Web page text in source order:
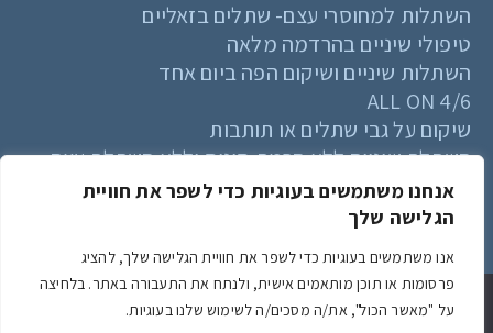
אנחנו משתמשים בעוגיות כדי לשפר את חוויית
הגלישה שלך
אנו משתמשים בעוגיות כדי לשפר את חוויית הגלישה שלך, להציג
פרסומות או תוכן מותאמים אישית, ולנתח את התעבורה באתר. בלחיצה
על "מאשר הכול", את/ה מסכים/ה לשימוש שלנו בעוגיות.
השתלות למחוסרי עצם- שתלים בזאליים
טיפולי שיניים בהרדמה מלאה
השתלות שיניים ושיקום הפה ביום אחד
ALL ON 4/6
שיקום על גבי שתלים או תותבות
השתלת שיניים ללא הרמת סינוס וללא השתלת עצם
© 2024 All rights reserved
Powered & Designed by Medical Online
אנו משתמשים בקובצי Cookie כדי להבטיח שנספק לך את חוויית הגלישה
הטובה ביותר באתר שלנו. אם תמשיך להשתמש באתר זה, נניח שאתה